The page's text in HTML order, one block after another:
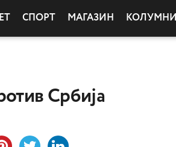
СПОРТ МАГАЗИН КОЛУМНИ
Србија